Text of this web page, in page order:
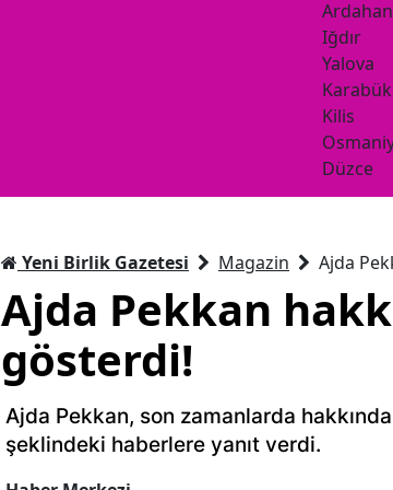
Ardahan
Iğdır
Yalova
Karabük
Kilis
Düzce
Yeni Birlik Gazetesi Magazin Ajda
Ajda Pekkan
gösterdi!
Ajda Pekkan, son zamanlarda
şeklindeki haberlere yanıt verdi.